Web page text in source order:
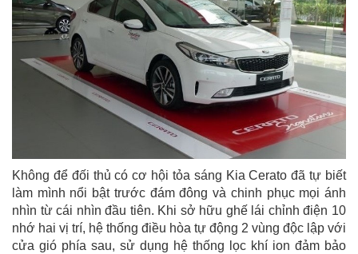
Không để đối thủ có cơ hội tỏa sáng Kia Cerato đã tự biết
làm mình nổi bật trước đám đông và chinh phục mọi ánh
nhìn từ cái nhìn đầu tiên. Khi sở hữu ghế lái chỉnh điện 10
nhớ hai vị trí, hệ thống điều hòa tự động 2 vùng độc lập với
cửa gió phía sau, sử dụng hệ thống lọc khí ion đảm bảo